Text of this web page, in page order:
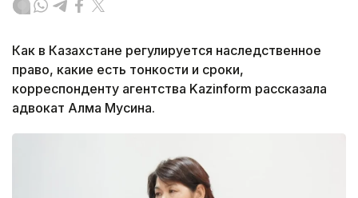
Как в Казахстане регулируется наследственное
право, какие есть тонкости и сроки,
корреспонденту агентства Kazinform рассказала
адвокат Алма Мусина.